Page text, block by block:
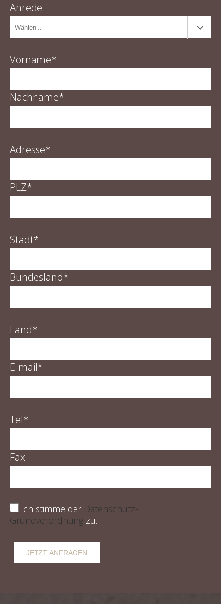
Anrede
Vorname*
Nachname*
Adresse*
PLZ*
Stadt*
Bundesland*
Land*
E-mail*
Tel*
Fax
Ich stimme der Datenschutz-
Grundverordnung zu.